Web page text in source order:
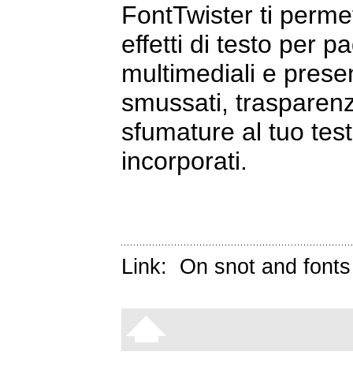
FontTwister ti
effetti di testo per
multimediali e
smussati,
sfumature al tuo
incorporati.
Link: On snot and fonts